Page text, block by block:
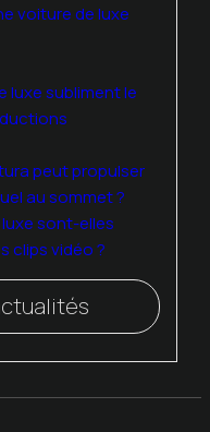
voiture de luxe
luxe subliment le
peut propulser
au sommet ?
sont-elles
clips vidéo ?